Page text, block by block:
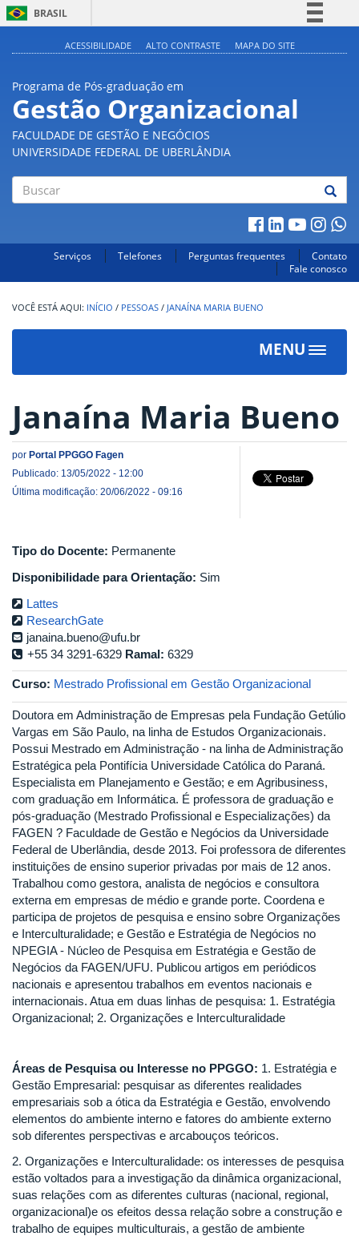
BRASIL
Acesso à informação
ACESSIBILIDADE ALTO CONTRASTE MAPA DO SITE
Programa de Pós-graduação em
Gestão Organizacional
FACULDADE DE GESTÃO E NEGÓCIOS
UNIVERSIDADE FEDERAL DE UBERLÂNDIA
Serviços Telefones Perguntas frequentes
Contato
Fale conosco
INÍCIO / PESSOAS / JANAÍNA MARIA BUENO
MENU
Toggle
Janaína Maria Bueno
por Portal PPGGO Fagen
Publicado: 13/05/2022 - 12:00
Última modificação: 20/06/2022 - 09:16
Tipo do Docente: Permanente
Disponibilidade para Orientação: Sim
Lattes
ResearchGate
janaina.bueno@ufu.br
+55 34 3291-6329 Ramal: 6329
Curso: Mestrado Profissional em Gestão Organizacional
Doutora em Administração de Empresas pela Fundação Getúlio
Vargas em São Paulo, na linha de Estudos Organizacionais.
Possui Mestrado em Administração - na linha de Administração
Estratégica pela Pontifícia Universidade Católica do Paraná.
Especialista em Planejamento e Gestão; e em Agribusiness,
com graduação em Informática. É professora de graduação e
pós-graduação (Mestrado Profissional e Especializações) da
FAGEN ? Faculdade de Gestão e Negócios da Universidade
Federal de Uberlândia, desde 2013. Foi professora de diferentes
instituições de ensino superior privadas por mais de 12 anos.
Trabalhou como gestora, analista de negócios e consultora
externa em empresas de médio e grande porte. Coordena e
participa de projetos de pesquisa e ensino sobre Organizações
e Interculturalidade; e Gestão e Estratégia de Negócios no
NPEGIA - Núcleo de Pesquisa em Estratégia e Gestão de
Negócios da FAGEN/UFU. Publicou artigos em periódicos
nacionais e apresentou trabalhos em eventos nacionais e
internacionais. Atua em duas linhas de pesquisa: 1. Estratégia
Organizacional; 2. Organizações e Interculturalidade
Áreas de Pesquisa ou Interesse no PPGGO: 1. Estratégia e
Gestão Empresarial: pesquisar as diferentes realidades
empresariais sob a ótica da Estratégia e Gestão, envolvendo
elementos do ambiente interno e fatores do ambiente externo
sob diferentes perspectivas e arcabouços teóricos.
2. Organizações e Interculturalidade: os interesses de pesquisa
estão voltados para a investigação da dinâmica organizacional,
suas relações com as diferentes culturas (nacional, regional,
organizacional)e os efeitos dessa relação sobre a construção e
trabalho de equipes multiculturais, a gestão de ambiente